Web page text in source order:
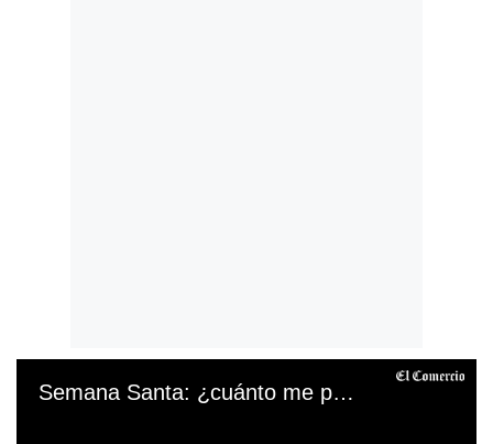
Semana Santa: ¿cuánto me pagarán si trabajo Jueves Santo y Viernes Santo?